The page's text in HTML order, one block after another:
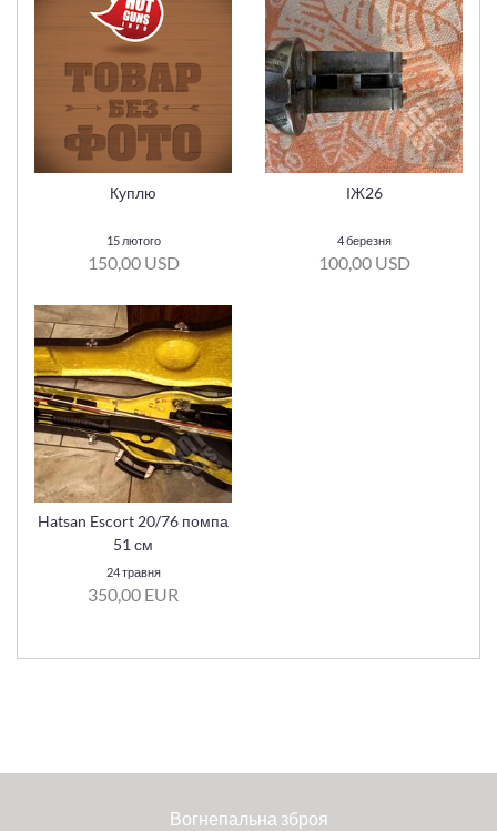
Куплю
15 лютого
150,00 USD
ІЖ26
4 березня
100,00 USD
Hatsan Escort 20/76 помпа
51 см
24 травня
350,00 EUR
Вогнепальна зброя